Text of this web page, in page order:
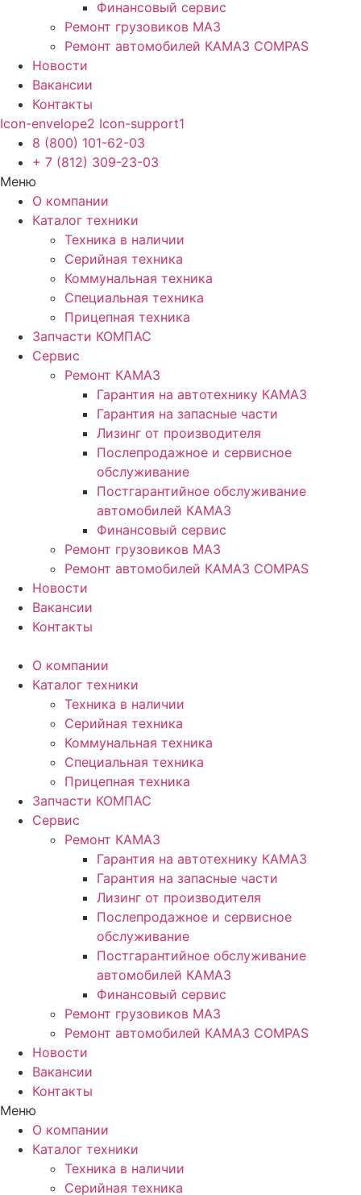
Финансовый сервис
Ремонт грузовиков МАЗ
Ремонт автомобилей КАМАЗ COMPAS
Новости
Вакансии
Контакты
Icon-envelope2 Icon-support1
8 (800) 101-62-03
+ 7 (812) 309-23-03
Меню
О компании
Каталог техники
Техника в наличии
Серийная техника
Коммунальная техника
Специальная техника
Прицепная техника
Запчасти КОМПАС
Сервис
Ремонт КАМАЗ
Гарантия на автотехнику КАМАЗ
Гарантия на запасные части
Лизинг от производителя
Послепродажное и сервисное
обслуживание
Постгарантийное обслуживание
автомобилей КАМАЗ
Финансовый сервис
Ремонт грузовиков МАЗ
Ремонт автомобилей КАМАЗ COMPAS
Новости
Вакансии
Контакты
О компании
Каталог техники
Техника в наличии
Серийная техника
Коммунальная техника
Специальная техника
Прицепная техника
Запчасти КОМПАС
Сервис
Ремонт КАМАЗ
Гарантия на автотехнику КАМАЗ
Гарантия на запасные части
Лизинг от производителя
Послепродажное и сервисное
обслуживание
Постгарантийное обслуживание
автомобилей КАМАЗ
Финансовый сервис
Ремонт грузовиков МАЗ
Ремонт автомобилей КАМАЗ COMPAS
Новости
Вакансии
Контакты
Меню
О компании
Каталог техники
Техника в наличии
Серийная техника